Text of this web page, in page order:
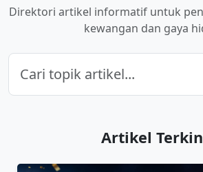
Direktori artikel informatif untuk
kewangan dan gaya
Artikel